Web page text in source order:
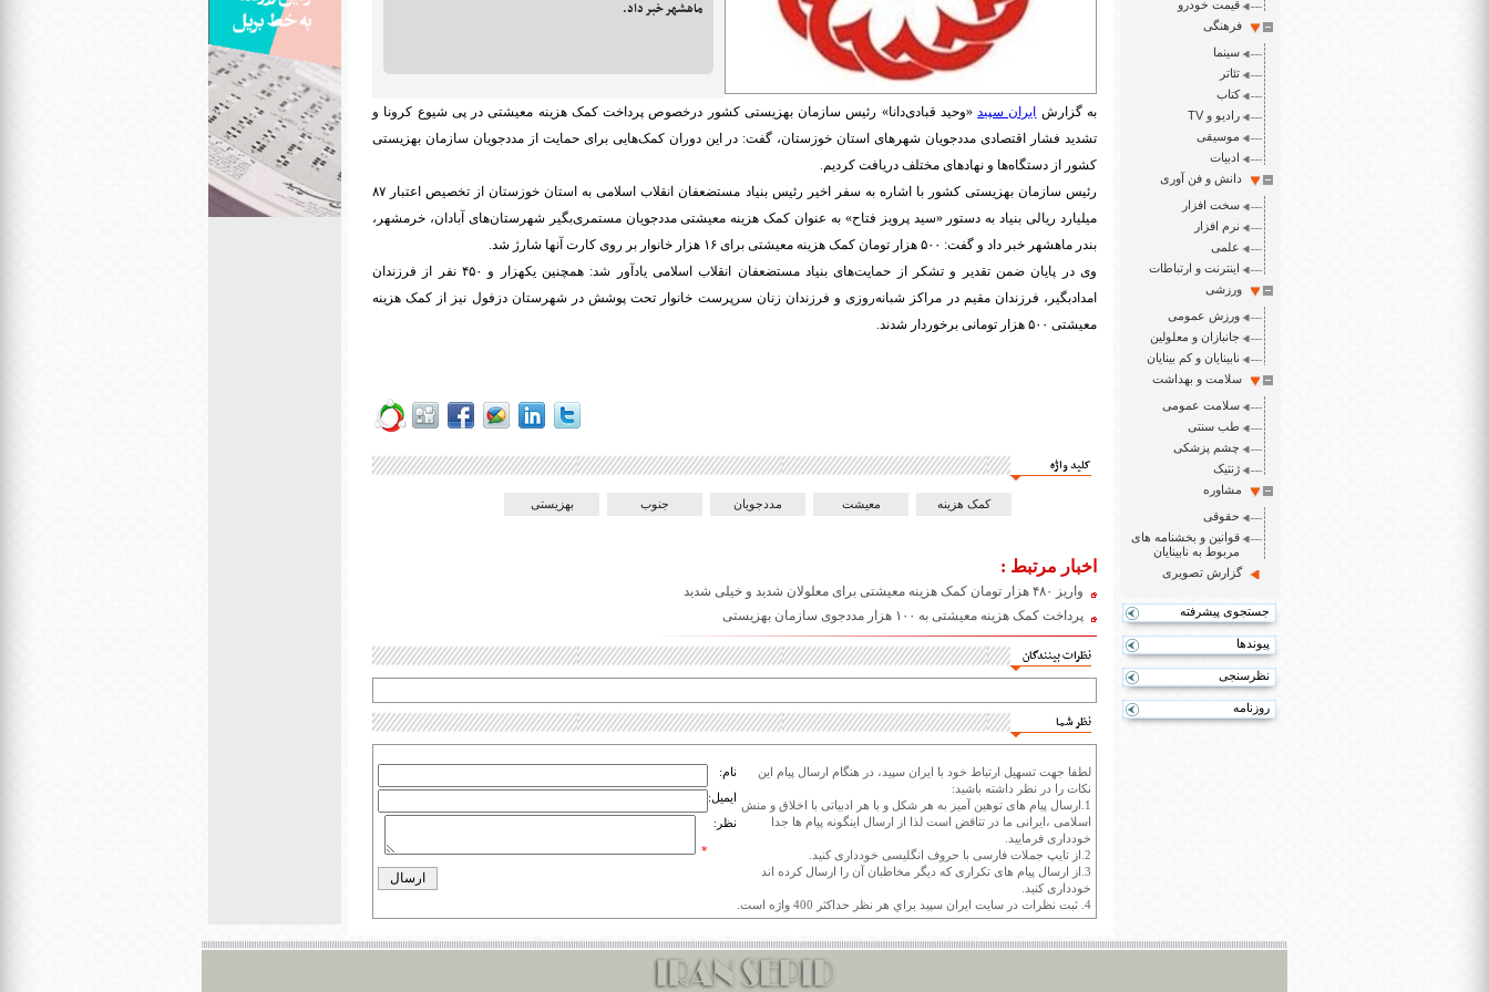
قیمت خودرو
فرهنگی
سینما
تئاتر
کتاب
رادیو و TV
موسیقی
ادبیات
دانش و فن آوری
سخت افزار
نرم افزار
علمی
اینترنت و ارتباطات
ورزشی
ورزش عمومی
جانبازان و معلولین
نابینایان و کم بینایان
سلامت و بهداشت
سلامت عمومی
طب سنتی
چشم پزشکی
ژنتیک
مشاوره
حقوقی
قوانین و بخشنامه های
مربوط به نابینایان
گزارش تصویری
جستجوی پیشرفته
پیوندها
نظرسنجی
روزنامه
ماهشهر خبر داد.
به گزارش ایران سپید«وحید قبادی‌دانا» رئیس سازمان بهزیستی کشور درخصوص پرداخت کمک هزینه معیشتی در پی شیوع کرونا و
تشدید فشار اقتصادی مددجویان شهرهای استان خوزستان، گفت: در این دوران کمک‌هایی برای حمایت از مددجویان سازمان بهزیستی
کشور از دستگاه‌ها و نهادهای مختلف دریافت کردیم.
رئیس سازمان بهزیستی کشور با اشاره به سفر اخیر رئیس بنیاد مستضعفان انقلاب اسلامی به استان خوزستان از تخصیص اعتبار ۸۷
میلیارد ریالی بنیاد به دستور «سید پرویز فتاح» به عنوان کمک هزینه معیشتی مددجویان مستمری‌بگیر شهرستان‌های آبادان، خرمشهر،
بندر ماهشهر خبر داد و گفت: ۵۰۰ هزار تومان کمک هزینه معیشتی برای ۱۶ هزار خانوار بر روی کارت آنها شارژ شد.
وی در پایان ضمن تقدیر و تشکر از حمایت‌های بنیاد مستضعفان انقلاب اسلامی یادآور شد: همچنین یکهزار و ۴۵۰ نفر از فرزندان
امدادبگیر، فرزندان مقیم در مراکز شبانه‌روزی و فرزندان زنان سرپرست خانوار تحت پوشش در شهرستان دزفول نیز از کمک هزینه
معیشتی ۵۰۰ هزار تومانی برخوردار شدند.
کلید واژه
کمک هزینه معیشت مددجویان جنوب بهزیستی
اخبار مرتبط :
واریز ۴۸۰ هزار تومان کمک هزینه معیشتی برای معلولان شدید و خیلی شدید
پرداخت کمک هزینه معیشتی به ۱۰۰ هزار مددجوی سازمان بهزیستی
نظرات بینندگان
نظر شما
لطفا جهت تسهیل ارتباط خود با ایران سپید، در هنگام ارسال پیام این
نکات را در نظر داشته باشید:
1.ارسال پیام های توهین آمیز به هر شکل و با هر ادبیاتی با اخلاق و منش
اسلامی ،ایرانی ما در تناقض است لذا از ارسال اینگونه پیام ها جدا
خودداری فرمایید.
2.از تایپ جملات فارسی با حروف انگلیسی خودداری کنید.
3.از ارسال پیام های تکراری که دیگر مخاطبان آن را ارسال کرده اند
خودداری کنید.
4. ثبت نظرات در سايت ايران سپيد براي هر نظر حداکثر 400 واژه است.
نام:
ایمیل:
نظر:
*